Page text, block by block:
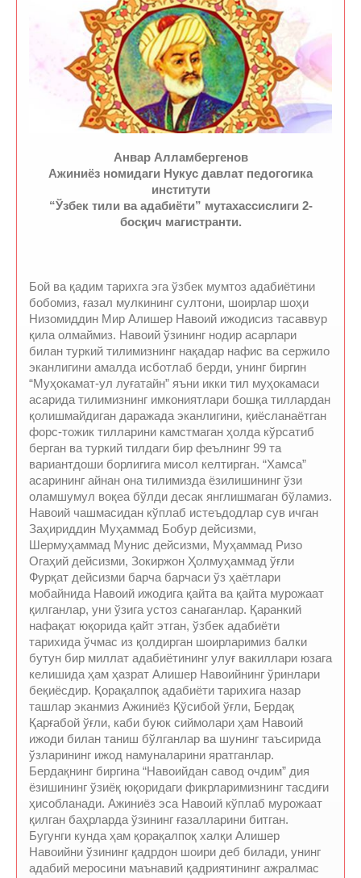
Анвар Алламбергенов
Ажиниёз номидаги Нукус давлат педогогика
институти
“Ўзбек тили ва адабиёти” мутахассислиги 2-
босқич магистранти.
Бой ва қадим тарихга эга ўзбек мумтоз адабиётини
бобомиз, ғазал мулкининг султони, шоирлар шоҳи
Низомиддин Мир Алишер Навоий ижодисиз тасаввур
қила олмаймиз. Навоий ўзининг нодир асарлари
билан туркий тилимизнинг нақадар нафис ва сержило
эканлигини амалда исботлаб берди, унинг биргин
“Муҳокамат-ул луғатайн” яъни икки тил муҳокамаси
асарида тилимизнинг имкониятлари бошқа тиллардан
қолишмайдиган даражада эканлигини, қиёсланаётган
форс-тожик тилларини камстмаган ҳолда кўрсатиб
берган ва туркий тилдаги бир феълнинг 99 та
вариантдоши борлигига мисол келтирган. “Хамса”
асарининг айнан она тилимизда ёзилишининг ўзи
оламшумул воқеа бўлди десак янглишмаган бўламиз.
Навоий чашмасидан кўплаб истеъдодлар сув ичган
Заҳириддин Муҳаммад Бобур дейсизми,
Шермуҳаммад Мунис дейсизми, Муҳаммад Ризо
Огаҳий дейсизми, Зокиржон Ҳолмуҳаммад ўғли
Фурқат дейсизми барча барчаси ўз ҳаётлари
мобайнида Навоий ижодига қайта ва қайта мурожаат
қилганлар, уни ўзига устоз санаганлар. Қаранкий
нафақат юқорида қайт этган, ўзбек адабиёти
тарихида ўчмас из қолдирган шоирларимиз балки
бутун бир миллат адабиётининг улуғ вакиллари юзага
келишида ҳам ҳазрат Алишер Навоийнинг ўринлари
беқиёсдир. Қорақалпоқ адабиёти тарихига назар
ташлар эканмиз Ажиниёз Қўсибой ўғли, Бердақ
Қарғабой ўғли, каби буюк сиймолари ҳам Навоий
ижоди билан таниш бўлганлар ва шунинг таъсирида
ўзларининг ижод намуналарини яратганлар.
Бердақнинг биргина “Навоийдан савод очдим” дия
ёзишининг ўзиёқ юқоридаги фикрларимизнинг тасдиғи
ҳисобланади. Ажиниёз эса Навоий кўплаб мурожаат
қилган баҳрларда ўзининг ғазалларини битган.
Бугунги кунда ҳам қорақалпоқ халқи Алишер
Навоийни ўзининг қадрдон шоири деб билади, унинг
адабий меросини маънавий қадриятининг ажралмас